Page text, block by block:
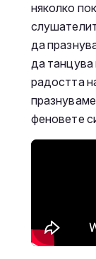
няколко
да
да танцува
радостта
феновете